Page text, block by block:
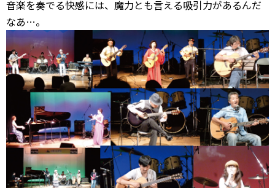
音楽を奏でる快感には、魔力とも言える吸引力があるんだ
なあ…。